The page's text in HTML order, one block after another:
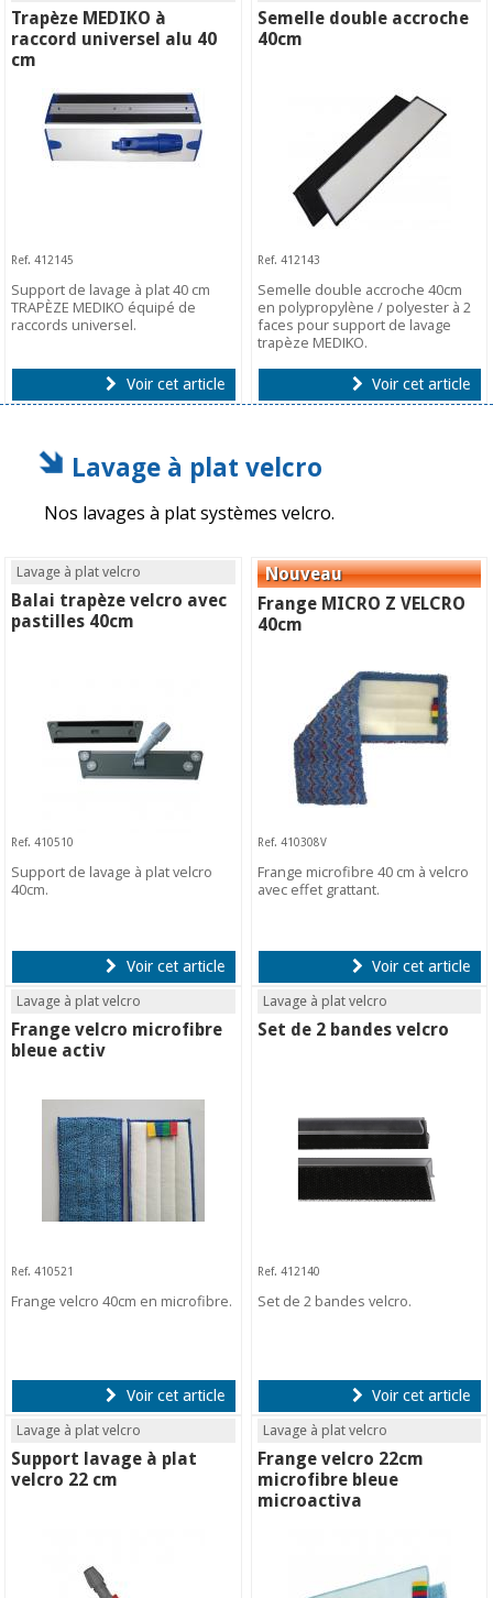
Trapèze MEDIKO à
raccord universel alu 40
cm
Ref. 412145
Support de lavage à plat 40 cm
TRAPÈZE MEDIKO équipé de
raccords universel.
Voir cet article
Semelle double accroche
40cm
Ref. 412143
Semelle double accroche 40cm
en polypropylène / polyester à 2
faces pour support de lavage
trapèze MEDIKO.
Voir cet article
Lavage à plat velcro
Nos lavages à plat systèmes velcro.
Lavage à plat velcro
Balai trapèze velcro avec
pastilles 40cm
Ref. 410510
Support de lavage à plat velcro
40cm.
Voir cet article
Frange MICRO Z VELCRO
40cm
Ref. 410308V
Frange microfibre 40 cm à velcro
avec effet grattant.
Voir cet article
Lavage à plat velcro
Frange velcro microfibre
bleue activ
Ref. 410521
Frange velcro 40cm en microfibre.
Voir cet article
Lavage à plat velcro
Set de 2 bandes velcro
Ref. 412140
Set de 2 bandes velcro.
Voir cet article
Lavage à plat velcro
Support lavage à plat
velcro 22 cm
Lavage à plat velcro
Frange velcro 22cm
microfibre bleue
microactiva